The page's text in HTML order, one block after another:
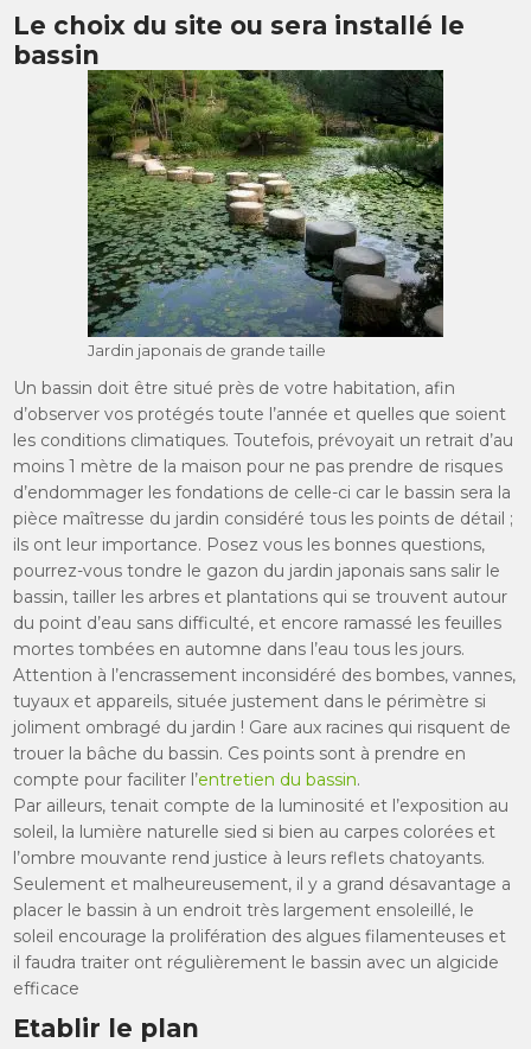
Le choix du site ou sera installé le
bassin
Jardin japonais de grande taille
Un bassin doit être situé près de votre habitation, afin
d’observer vos protégés toute l’année et quelles que soient
les conditions climatiques. Toutefois, prévoyait un retrait d’au
moins 1 mètre de la maison pour ne pas prendre de risques
d’endommager les fondations de celle-ci car le bassin sera la
pièce maîtresse du jardin considéré tous les points de détail ;
ils ont leur importance. Posez vous les bonnes questions,
pourrez-vous tondre le gazon du jardin japonais sans salir le
bassin, tailler les arbres et plantations qui se trouvent autour
du point d’eau sans difficulté, et encore ramassé les feuilles
mortes tombées en automne dans l’eau tous les jours.
Attention à l’encrassement inconsidéré des bombes, vannes,
tuyaux et appareils, située justement dans le périmètre si
joliment ombragé du jardin ! Gare aux racines qui risquent de
trouer la bâche du bassin. Ces points sont à prendre en
compte pour faciliter l’entretien du bassin.
Par ailleurs, tenait compte de la luminosité et l’exposition au
soleil, la lumière naturelle sied si bien au carpes colorées et
l’ombre mouvante rend justice à leurs reflets chatoyants.
Seulement et malheureusement, il y a grand désavantage a
placer le bassin à un endroit très largement ensoleillé, le
soleil encourage la prolifération des algues filamenteuses et
il faudra traiter ont régulièrement le bassin avec un algicide
efficace
Etablir le plan